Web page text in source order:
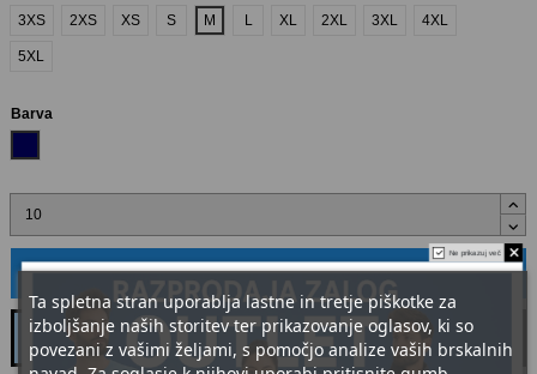
3XS
2XS XS S M L XL 2XL 3XL 4XL
5XL
Barva
Dodaj v voziček
Ta spletna stran uporablja lastne in tretje piškotke za
izboljšanje naših storitev ter prikazovanje oglasov, ki so
povezani z vašimi željami, s pomočjo analize vaših brskalnih
Ne prikazuj več